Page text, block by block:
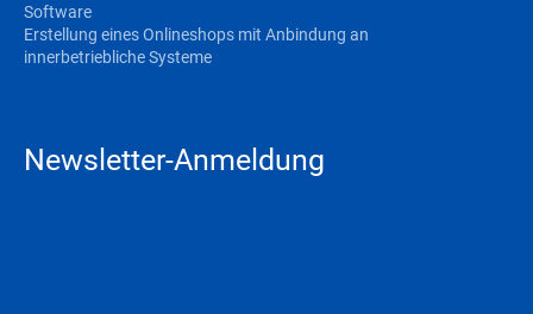
Software
Erstellung eines Onlineshops mit Anbindung an
innerbetriebliche Systeme
Newsletter-Anmeldung